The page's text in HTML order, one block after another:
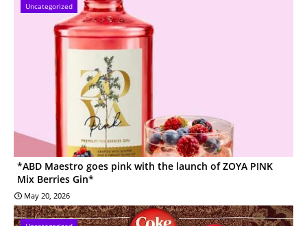
Uncategorized
*ABD Maestro goes pink with the launch of ZOYA PINK
Mix Berries Gin*
May 20, 2026